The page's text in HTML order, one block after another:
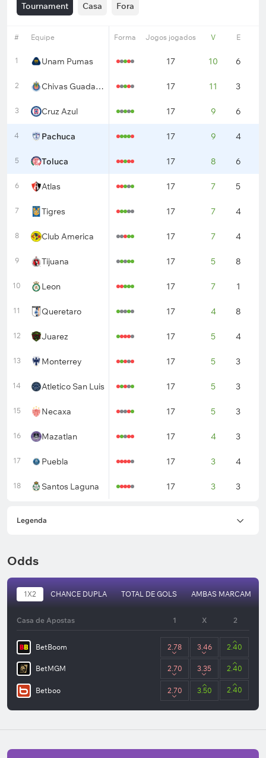
Tournament Casa Fora
# Equipe Forma Jogos jogados V E
1 Unam Pumas 17 10 6
2 Chivas Guadalajara 17 11 3
3 Cruz Azul 17 9 6
4 Pachuca 17 9 4
5 Toluca 17 8 6
6 Atlas 17 7 5
7 Tigres 17 7 4
8 Club America 17 7 4
9 Tijuana 17 5 8
10 Leon 17 7 1
11 Queretaro 17 4 8
12 Juarez 17 5 4
13 Monterrey 17 5 3
14 Atletico San Luis 17 5 3
15 Necaxa 17 5 3
16 Mazatlan 17 4 3
17 Puebla 17 3 4
18 Santos Laguna 17 3 3
Legenda
Odds
1X2 CHANCE DUPLA TOTAL DE GOLS AMBAS MARCAM
Casa de Apostas 1 X 2
BetBoom 2.78 3.46 2.40
BetMGM 2.70 3.35 2.40
Betboo 2.70 3.50 2.40